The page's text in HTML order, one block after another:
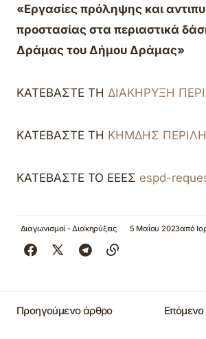
«Εργασίες πρόληψης και
προστασίας στα περιαστικά
Δράμας του Δήμου Δράμας»
ΚΑΤΕΒΑΣΤΕ ΤΗ ΔΙΑΚΗΡΥΞΗ
ΚΑΤΕΒΑΣΤΕ ΤΗ ΚΗΜΔΗΣ
ΚΑΤΕΒΑΣΤΕ ΤΟ ΕΕΕΣ espd-
Διαγωνισμοί - Διακηρύξεις 5 Μαΐου 2023από
Προηγούμενο άρθρο